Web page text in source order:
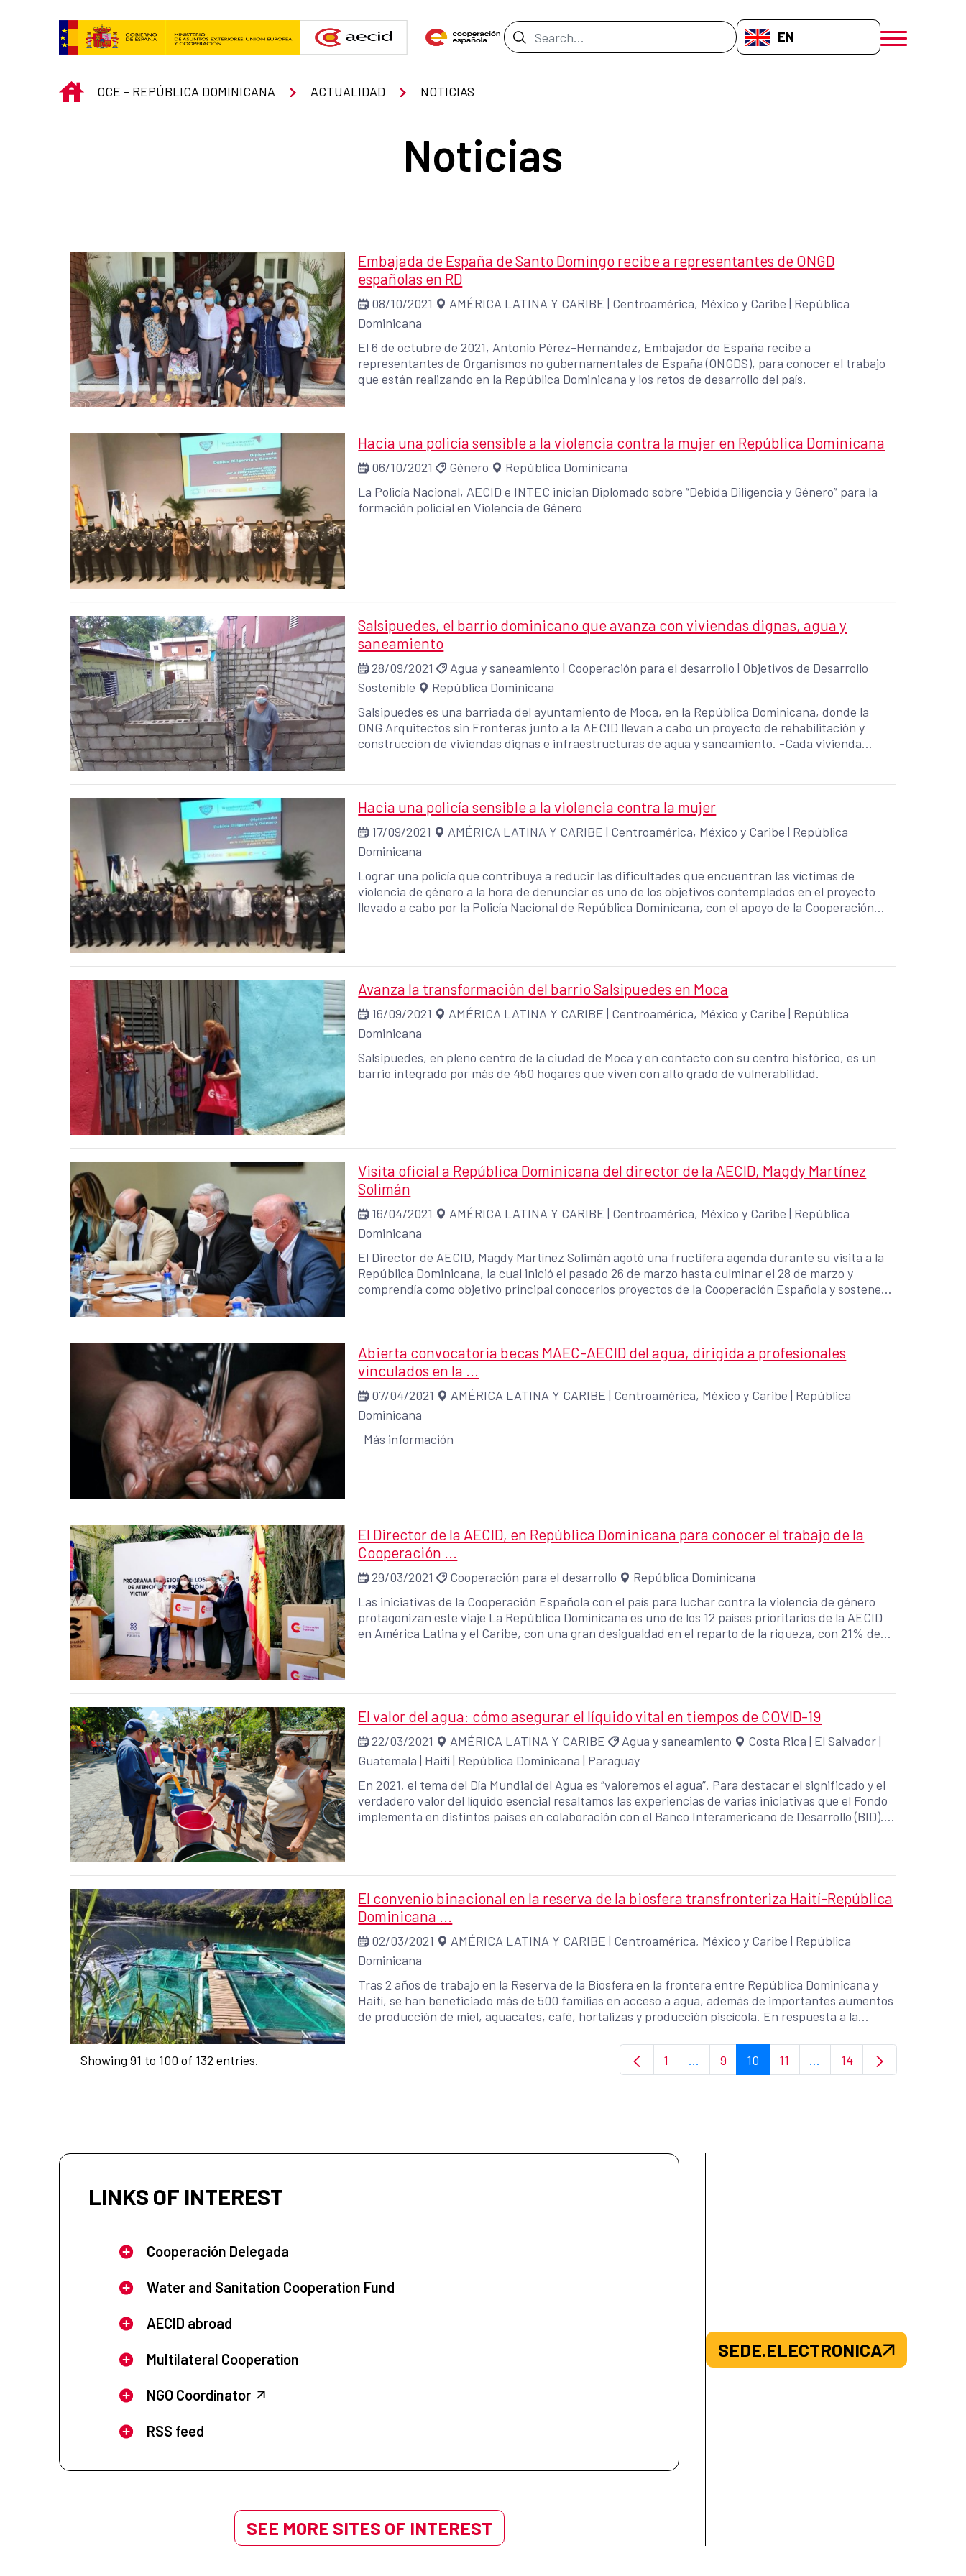
Search Bar EN-GB
menú móvil
INICIO
OCE - REPÚBLICA DOMINICANA ACTUALIDAD NOTICIAS
Noticias
Embajada de España de Santo Domingo recibe a representantes de ONGD
españolas en RD
08/10/2021 AMÉRICA LATINA Y CARIBE | Centroamérica, México y Caribe | República
Dominicana
El 6 de octubre de 2021, Antonio Pérez-Hernández, Embajador de España recibe a
representantes de Organismos no gubernamentales de España (ONGDS), para conocer el trabajo
que están realizando en la República Dominicana y los retos de desarrollo del país.
Hacia una policía sensible a la violencia contra la mujer en República Dominicana
06/10/2021 Género
República Dominicana
La Policía Nacional, AECID e INTEC inician Diplomado sobre “Debida Diligencia y Género” para la
formación policial en Violencia de Género
Salsipuedes, el barrio dominicano que avanza con viviendas dignas, agua y
saneamiento
28/09/2021 Agua y saneamiento | Cooperación para el desarrollo | Objetivos de Desarrollo
Sostenible
República Dominicana
Salsipuedes es una barriada del ayuntamiento de Moca, en la República Dominicana, donde la
ONG Arquitectos sin Fronteras junto a la AECID llevan a cabo un proyecto de rehabilitación y
construcción de viviendas dignas e infraestructuras de agua y saneamiento. -Cada vivienda
Hacia una policía sensible a la violencia contra la mujer
17/09/2021 AMÉRICA LATINA Y CARIBE | Centroamérica, México y Caribe | República
Dominicana
Lograr una policía que contribuya a reducir las dificultades que encuentran las víctimas de
violencia de género a la hora de denunciar es uno de los objetivos contemplados en el proyecto
llevado a cabo por la Policía Nacional de República Dominicana, con el apoyo de la Cooperación
Avanza la transformación del barrio Salsipuedes en Moca
16/09/2021 AMÉRICA LATINA Y CARIBE | Centroamérica, México y Caribe | República
Dominicana
Salsipuedes, en pleno centro de la ciudad de Moca y en contacto con su centro histórico, es un
barrio integrado por más de 450 hogares que viven con alto grado de vulnerabilidad.
Visita oficial a República Dominicana del director de la AECID, Magdy Martínez
Solimán
16/04/2021 AMÉRICA LATINA Y CARIBE | Centroamérica, México y Caribe | República
Dominicana
El Director de AECID, Magdy Martínez Solimán agotó una fructífera agenda durante su visita a la
República Dominicana, la cual inició el pasado 26 de marzo hasta culminar el 28 de marzo y
comprendía como objetivo principal conocerlos proyectos de la Cooperación Española y sostener
Abierta convocatoria becas MAEC-AECID del agua, dirigida a profesionales
vinculados en la ...
07/04/2021 AMÉRICA LATINA Y CARIBE | Centroamérica, México y Caribe | República
Dominicana
Más información
El Director de la AECID, en República Dominicana para conocer el trabajo de la
Cooperación ...
29/03/2021 Cooperación para el desarrollo
República Dominicana
Las iniciativas de la Cooperación Española con el país para luchar contra la violencia de género
protagonizan este viaje La República Dominicana es uno de los 12 países prioritarios de la AECID
en América Latina y el Caribe, con una gran desigualdad en el reparto de la riqueza, con 21% de
El valor del agua: cómo asegurar el líquido vital en tiempos de COVID-19
22/03/2021 AMÉRICA LATINA Y CARIBE Agua y saneamiento Costa Rica | El Salvador|
Guatemala | Haití| República Dominicana | Paraguay
En 2021, el tema del Día Mundial del Agua es “valoremos el agua”. Para destacar el significado y el
verdadero valor del líquido esencial resaltamos las experiencias de varias iniciativas que el Fondo
implementa en distintos países en colaboración con el Banco Interamericano de Desarrollo (BID).
El convenio binacional en la reserva de la biosfera transfronteriza Haití-República
Dominicana ...
02/03/2021 AMÉRICA LATINA Y CARIBE | Centroamérica, México y Caribe | República
Dominicana
Tras 2 años de trabajo en la Reserva de la Biosfera en la frontera entre República Dominicana y
Haití, se han beneficiado más de 500 familias en acceso a agua, además de importantes aumentos
de producción de miel, aguacates, café, hortalizas y producción piscícola. En respuesta a la
efectos de la pandemia y se reforestaron 250 hectáreas de bosque, entre otros resultados.
Showing 91 to 100 of 132 entries. Page
1 ...Intermediate Pages Use TAB to navigate.
Page
9 Page
10 Page
11 ...Intermediate Pages Use
Page
14
LINKS OF INTEREST
Cooperación Delegada
Water and Sanitation Cooperation Fund
AECID abroad
Multilateral Cooperation
NGO Coordinator
RSS feed
SEE MORE SITES OF INTEREST
SEDE.ELECTRONICA